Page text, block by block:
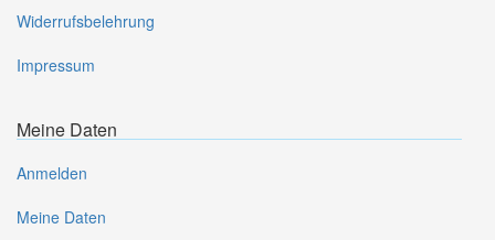
Widerrufsbelehrung
Impressum
Meine Daten
Anmelden
Meine Daten